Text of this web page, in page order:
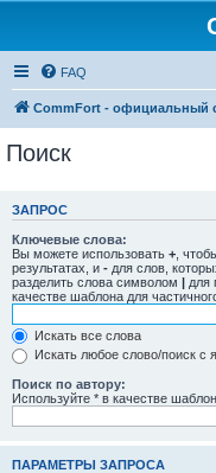
FAQ
CommFort - официальный
Поиск
ЗАПРОС
Ключевые слова:
Вы можете использовать + ,
результатах, и - для слов,
разделить слова символом | для
качестве шаблона для
Искать все слова
Искать любое слово/поиск с
Поиск по автору:
Используйте * в качестве
ПАРАМЕТРЫ ЗАПРОСА